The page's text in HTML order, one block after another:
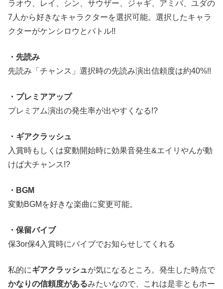
ラオウ、レイ、シン、サウザー、ジャギ、アミバ、ユダの
7人から好きなキャラクターを選択可能。選択したキャラ
クターがケンシロウとバトル!!
・先読み
先読み「チャンス」選択時の先読み演出信頼度は約40%!!
・プレミアアップ
プレミアム演出の発生率が出やすくなる!?
・ギアクラッシュ
入賞時もしくは変動開始時に効果音発生&エイリやんが動
けば大チャンス!?
・BGM
変動BGMを好きな楽曲に変更可能。
・保留バイブ
保3or保4入賞時にバイブでお知らせしてくれる
私的にギアクラッシュが気になるところ。発生した時点で
かなりの信頼度があるみたいなので、これは是非ともホー